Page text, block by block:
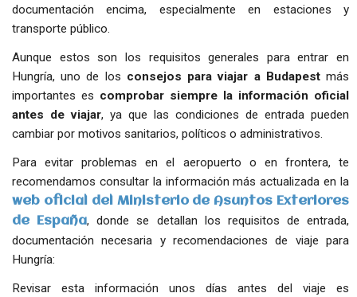
documentación encima, especialmente en estaciones y
transporte público.
Aunque estos son los requisitos generales para entrar en
Hungría, uno de los consejos para viajar a Budapestmás
importantes es comprobar siempre la información oficial
antes de viajar, ya que las condiciones de entrada pueden
cambiar por motivos sanitarios, políticos o administrativos.
Para evitar problemas en el aeropuerto o en frontera, te
recomendamos consultar la información más actualizada en la
web oficial del Ministerio de Asuntos Exteriores
de España, donde se detallan los requisitos de entrada,
documentación necesaria y recomendaciones de viaje para
Hungría:
Revisar esta información unos días antes del viaje es